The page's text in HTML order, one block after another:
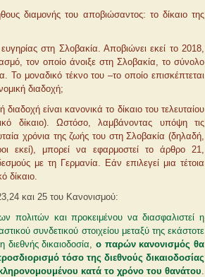
διαμονής του αποβιώσαντος: το δίκαιο της
στη Σλοβακία. Αποβιώνει εκεί το 2018,
τον οποίο άνοιξε στη Σλοβακία, το σύνολο
Το μοναδικό τέκνο του –το οποίο επισκέπτεται
διαδοχή;
είναι κανονικά το δίκαιο του τελευταίου
δίκαιο). Ωστόσο, λαμβάνοντας υπόψη τις
χρόνια της ζωής του στη Σλοβακία (δηλαδή,
εκεί), μπορεί να εφαρμοστεί το άρθρο 21,
με τη Γερμανία. Εάν επιλεγεί μια τέτοια
δίκαιο.
και 25 του Κανονισμού:
πολιτών και προκειμένου να διασφαλιστεί η
συνδετικού στοιχείου μεταξύ της εκάστοτε
διεθνής δικαιοδοσία,ο παρών κανονισμός θα
τόσο της διεθνούς δικαιοδοσίας
κατά το χρόνο του θανάτου